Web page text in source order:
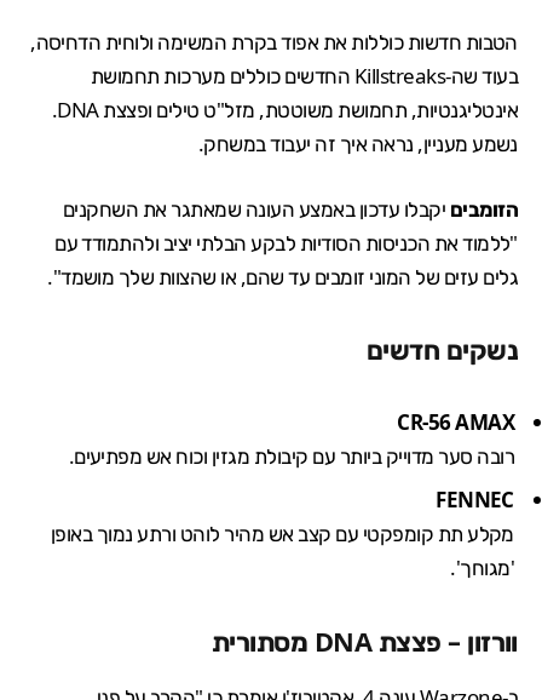
הטבות חדשות כוללות את אפוד בקרת המשימה ולוחית הדחיסה,
בעוד שה-Killstreaks החדשים כוללים מערכות תחמושת
אינטליגנטיות, תחמושת משוטטת, מזל"ט טילים ופצצת DNA.
נשמע מעניין, נראה איך זה יעבוד במשחק.
הזומבים יקבלו עדכון באמצע העונה שמאתגר את השחקנים
"ללמוד את הכניסות הסודיות לבקע הבלתי יציב ולהתמודד עם
גלים עזים של המוני זומבים עד שהם, או שהצוות שלך מושמד".
נשקים חדשים
CR-56 AMAX
רובה סער מדוייק ביותר עם קיבולת מגזין וכוח אש מפתיעים.
FENNEC
מקלע תת קומפקטי עם קצב אש מהיר לוהט ורתע נמוך באופן
'מגוחך'.
וורזון – פצצת DNA מסתורית